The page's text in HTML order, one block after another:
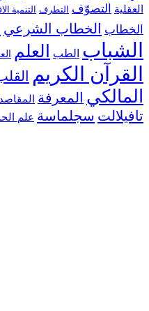
التصوّف التطرف التنمية
الخطاب الشرعي
الطب العلم العلماء
الكريم القلب
المعرفة المقاصد
سجلماسة علم الحديث